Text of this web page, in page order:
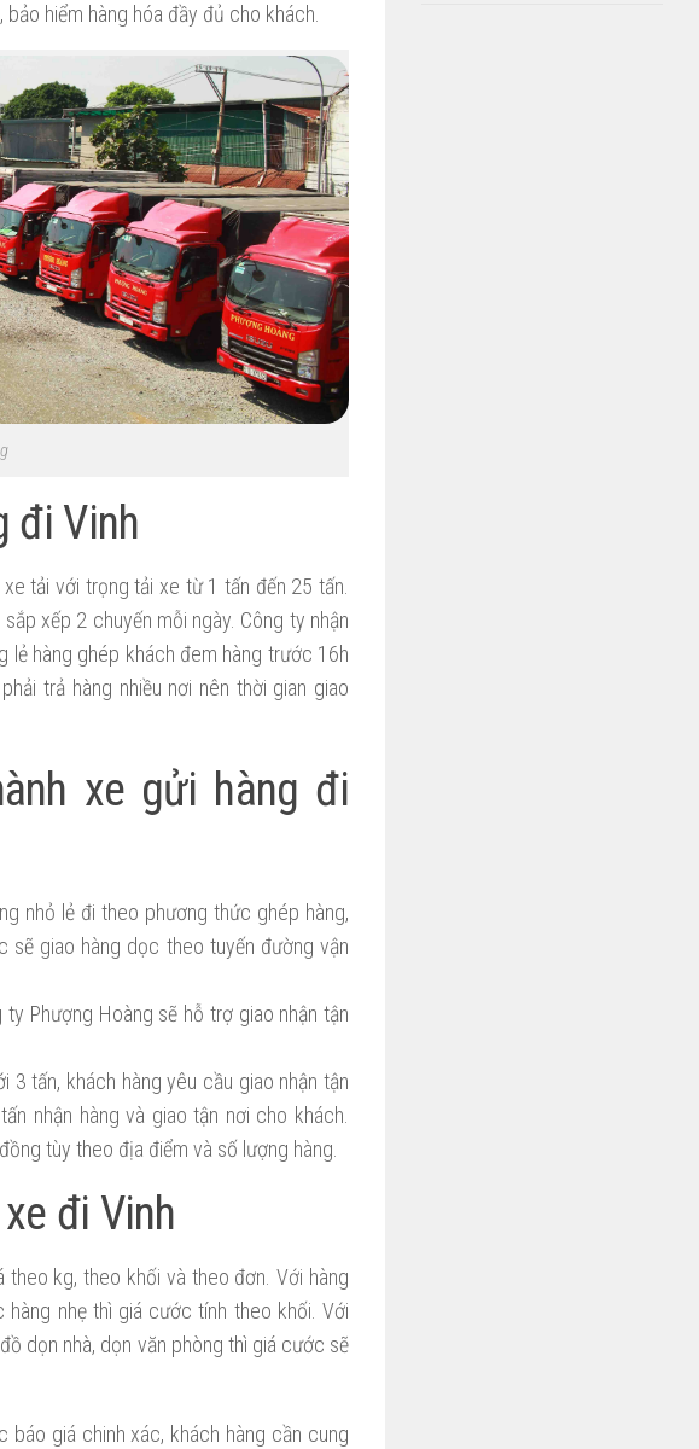
hiểm hàng hóa đầy đủ cho khách.
đi Vinh
tải với trọng tải xe từ 1 tấn đến 25 tấn.
xếp 2 chuyến mỗi ngày. Công ty nhận
lẻ hàng ghép khách đem hàng trước 16h
trả hàng nhiều nơi nên thời gian giao
xe gửi hàng đi
nhỏ lẻ đi theo phương thức ghép hàng,
sẽ giao hàng dọc theo tuyến đường vận
ty Phượng Hoàng sẽ hỗ trợ giao nhận tận
3 tấn, khách hàng yêu cầu giao nhận tận
nhận hàng và giao tận nơi cho khách.
tùy theo địa điểm và số lượng hàng.
đi Vinh
kg, theo khối và theo đơn. Với hàng
nhẹ thì giá cước tính theo khối. Với
dọn nhà, dọn văn phòng thì giá cước sẽ
giá chinh xác, khách hàng cần cung